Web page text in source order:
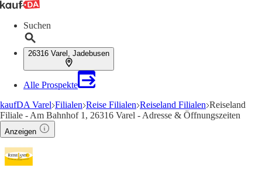
Suchen
26316 Varel, Jadebusen
Alle Prospekte
kaufDA Varel Filialen Reise Filialen Reiseland Filialen Reiseland
Filiale - Am Bahnhof 1, 26316 Varel - Adresse & Öffnungszeiten
Anzeigen